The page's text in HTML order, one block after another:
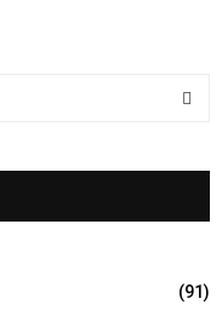
R
(91)